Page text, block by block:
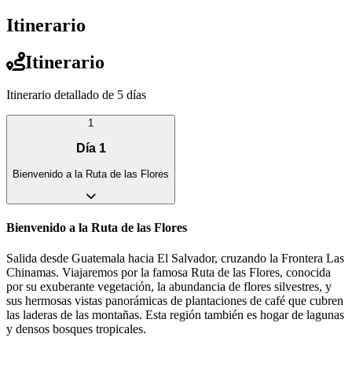
Itinerario
Itinerario
Itinerario detallado de 5 días
1
Día 1
Bienvenido a la Ruta de las Flores
Bienvenido a la Ruta de las Flores
Salida desde Guatemala hacia El Salvador, cruzando la Frontera Las
Chinamas. Viajaremos por la famosa Ruta de las Flores, conocida
por su exuberante vegetación, la abundancia de flores silvestres, y
sus hermosas vistas panorámicas de plantaciones de café que cubren
las laderas de las montañas. Esta región también es hogar de lagunas
y densos bosques tropicales.